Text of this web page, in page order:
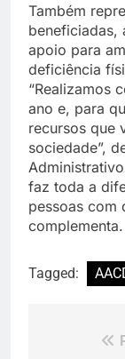
Também
beneficiadas,
apoio para
deficiência
“Realizamos
ano e, para
recursos que
sociedade”,
faz toda a
pessoas com
complementa.
Tagged: